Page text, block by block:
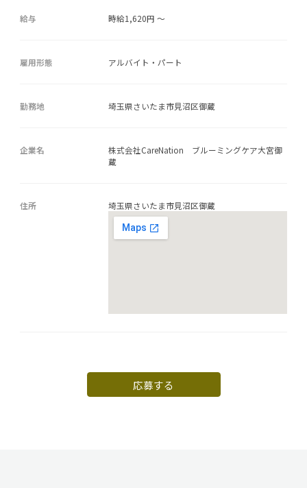
給与 時給1,620円 ～
雇用形態 アルバイト・パート
勤務地 埼玉県さいたま市見沼区御蔵
企業名
株式会社CareNation ブルーミングケア大宮御
蔵
住所 埼玉県さいたま市見沼区御蔵
応募する